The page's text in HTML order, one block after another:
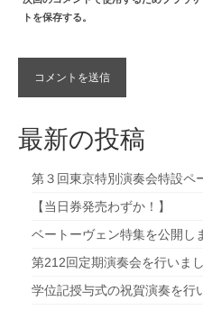
トを保存する。
最新の投稿
第３回東京特別演奏会特設ペ
【当日券発売わずか！】
ベートーヴェン特集を公開し
第212回定期演奏会を行いま
学位記授与式の祝賀演奏を行